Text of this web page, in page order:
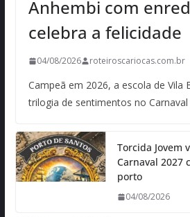
Anhembi com
celebra a felicidade
04/08/2026 roteiroscariocas.com.br
Campeã em 2026, a escola de Vila
trilogia de sentimentos no Carnaval
Torcida Jovem
Carnaval 2027
porto
04/08/2026